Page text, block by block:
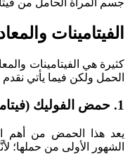
جسم المرأة الحامل من
الفيتامينات
كثيرة هي الفيتامينات
الحمل ولكن فيما يأتي نقدم
1. حمض الفوليك (فيتامين ب9)
يعد هذا الحمض من أهم
الشهور الأولى من حملها؛